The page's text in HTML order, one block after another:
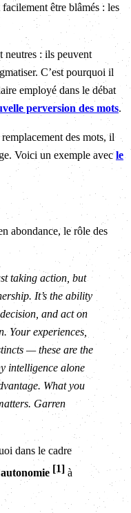
être blâmés : les
neutres : ils peuvent
C’est pourquoi il
employé dans le débat
perversion des mots.
des mots, il
Voici un exemple avecle
abondance, le rôle des
taking action, but
It’s the ability
and act on
Your experiences,
— these are the
intelligence alone
What you
Garren
dans le cadre
autonomie 1 à